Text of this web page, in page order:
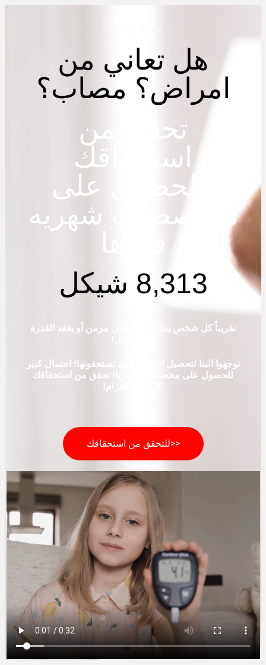
هل تعاني من
امراض؟ مصاب؟
تحقق من
استحقاقك
بالحصول على
مخاصصات شهريه
قدرها
8,313 شيكل
تقريباً كل شخص يعاني من مرض مزمن أو يفقد القدرة
توجهوا الينا لتحصيل الحقوق التي تستحقونها! احتمال كبير
للحصول على مخصصات
شهريا! تحقق من استحقاقك
الآن دون التزام!
<<للتحقق من استحقاقك